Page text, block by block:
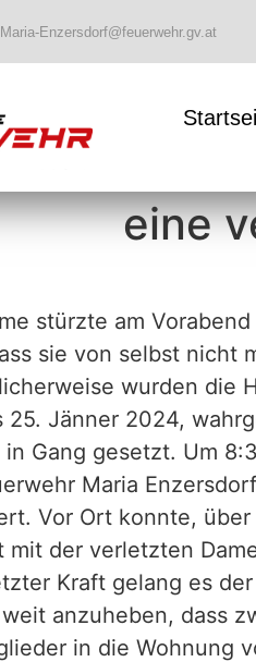
Maria-Enzersdorf@feuerwehr.gv.at
eine
stürzte am
sie von selbst nicht
wurden die
25. Jänner 2024,
Gang gesetzt. Um
Maria
Vor Ort konnte, über
mit der verletzten
Kraft gelang es
anzuheben, dass
in die Wohnung